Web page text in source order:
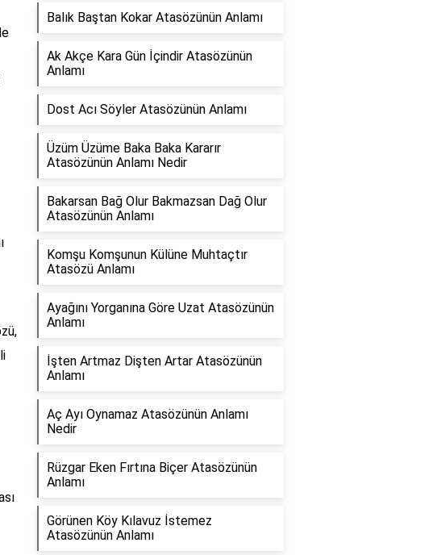
Balık Baştan Kokar Atasözünün Anlamı
Ak Akçe Kara Gün İçindir Atasözünün
Anlamı
Dost Acı Söyler Atasözünün Anlamı
Üzüm Üzüme Baka Baka Kararır
Atasözünün Anlamı Nedir
Bakarsan Bağ Olur Bakmazsan Dağ Olur
Atasözünün Anlamı
Komşu Komşunun Külüne Muhtaçtır
Atasözü Anlamı
Ayağını Yorganına Göre Uzat Atasözünün
Anlamı
İşten Artmaz Dişten Artar Atasözünün
Anlamı
Aç Ayı Oynamaz Atasözünün Anlamı
Nedir
Rüzgar Eken Fırtına Biçer Atasözünün
Anlamı
Görünen Köy Kılavuz İstemez
Atasözünün Anlamı